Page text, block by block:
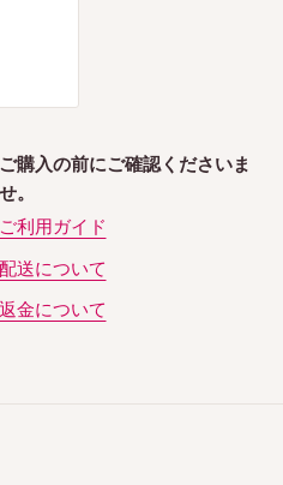
ご購入の前にご確認くださいま
せ。
ご利用ガイド
配送について
返金について